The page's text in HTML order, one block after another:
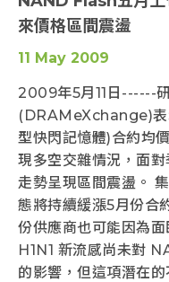
來價格區間震盪
11 May 2009
2009年5月11日------
(DRAMeXchange)
型快閃記憶體)合約均
現多空交雜情況，面
走勢呈現區間震盪。
態將持續緩漲5月份合
份供應商也可能因為
H1N1 新流感尚未對
的影響，但這項潛在